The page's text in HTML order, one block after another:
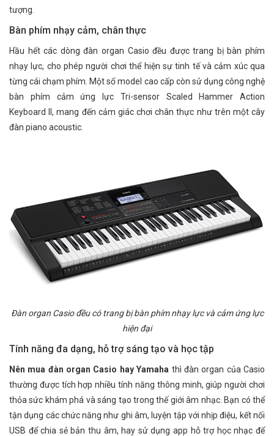
tượng.
Bàn phím nhạy cảm, chân thực
Hầu hết các dòng đàn organ Casio đều được trang bị bàn phím
nhạy lực, cho phép người chơi thể hiện sự tinh tế và cảm xúc qua
từng cái chạm phím. Một số model cao cấp còn sử dụng công nghệ
bàn phím cảm ứng lực Tri-sensor Scaled Hammer Action
Keyboard II, mang đến cảm giác chơi chân thực như trên một cây
đàn piano acoustic.
Đàn organ Casio đều có trang bị bàn phím nhạy lực và cảm ứng lực
hiện đại
Tính năng đa dạng, hỗ trợ sáng tạo và học tập
Nên mua đàn organ Casio hay Yamaha thì đàn organ của Casio
thường được tích hợp nhiều tính năng thông minh, giúp người chơi
thỏa sức khám phá và sáng tạo trong thế giới âm nhạc. Bạn có thể
tận dụng các chức năng như ghi âm, luyện tập với nhịp điệu, kết nối
USB để chia sẻ bản thu âm, hay sử dụng app hỗ trợ học nhạc để